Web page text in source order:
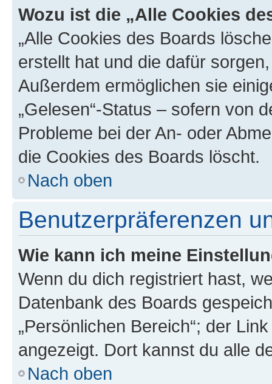
Wozu ist die „Alle Cookies
„Alle Cookies des Boards
erstellt hat und die dafür
Außerdem ermöglichen sie
„Gelesen“-Status – sofern von
Probleme bei der An- oder
die Cookies des Boards löscht.
Nach oben
Benutzerpräferenzen
Wie kann ich meine
Wenn du dich registriert hast,
Datenbank des Boards
„Persönlichen Bereich“; der
angezeigt. Dort kannst du alle
Nach oben